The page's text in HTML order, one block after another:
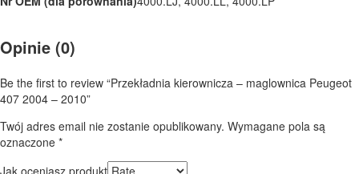
Opinie (0)
Be the first to review “Przekładnia kierownicza – maglownica Peugeot
407 2004 – 2010”
Twój adres email nie zostanie opublikowany. Wymagane pola są
oznaczone *
Jak oceniasz produkt